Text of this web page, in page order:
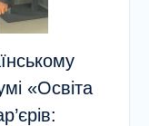
«Освіта